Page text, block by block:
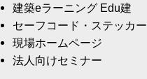
建築eラーニング Edu建
セーフコード・ステッカー
現場ホームページ
法人向けセミナー